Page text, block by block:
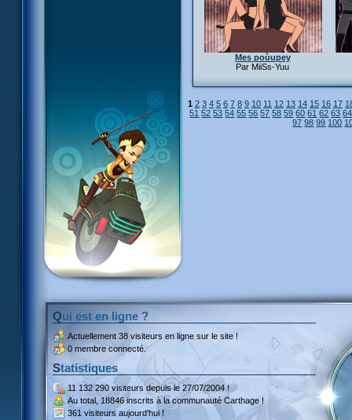
Mes poùupey
Par MiiSs-Yuu
1 2 3 4 5 6 7 8 9 10 11 12 13 14 15 16 17
51 52 53 54 55 56 57 58 59 60 61 62 63 64
97 98 99 100
Qui est en ligne ?
Actuellement 38 visiteurs en ligne sur le site !
0 membre connecté.
Statistiques
11 132 290 visiteursdepuis le 27/07/2004 !
Au total, 18846 inscritsà la communauté Carthage !
361 visiteurs aujourd'hui !